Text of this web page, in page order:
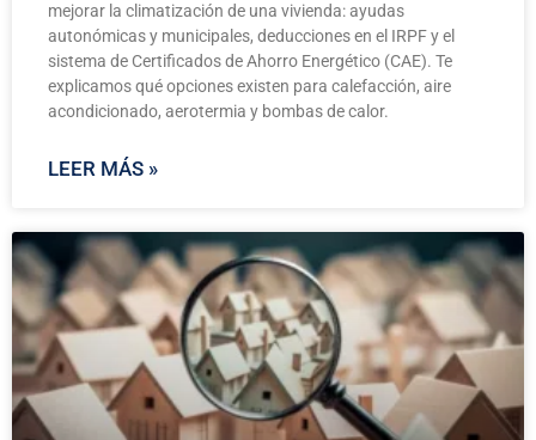
mejorar la climatización de una vivienda: ayudas
autonómicas y municipales, deducciones en el IRPF y el
sistema de Certificados de Ahorro Energético (CAE). Te
explicamos qué opciones existen para calefacción, aire
acondicionado, aerotermia y bombas de calor.
LEER MÁS »